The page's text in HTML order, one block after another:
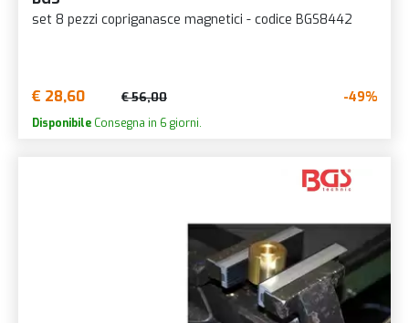
set 8 pezzi copriganasce magnetici - codice BGS8442
€ 28,60 € 56,00 -49%
Disponibile Consegna in 6 giorni.